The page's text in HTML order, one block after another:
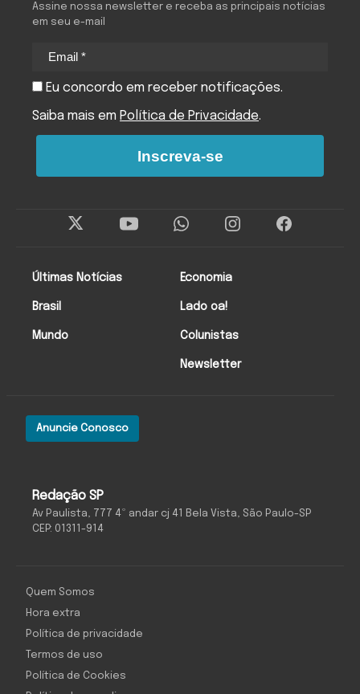
Redação SP
Av Paulista, 777 4º andar cj 41 Bela Vista, São Paulo-SP
CEP: 01311-914
Anuncie Conosco
Últimas Notícias
Brasil
Mundo
Economia
Lado oa!
Colunistas
Newsletter
Assine nossa newsletter e receba as principais notícias
em seu e-mail
Eu concordo em receber notificações.
Saiba mais em Política de Privacidade.
Inscreva-se
Quem Somos
Hora extra
Política de privacidade
Termos de uso
Política de Cookies